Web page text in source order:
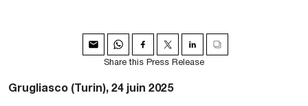
Share this Press Release
Grugliasco (Turin), 24 juin 2025